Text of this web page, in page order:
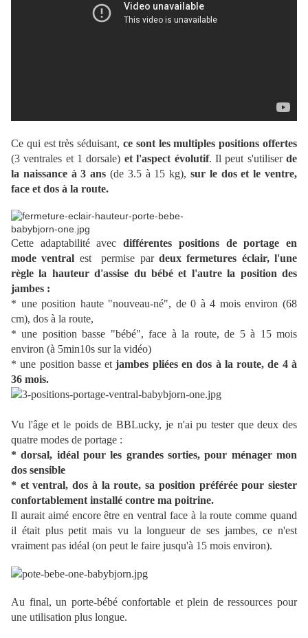
Ce qui est très séduisant, ce sont les multiples positions offertes
(3 ventrales et 1 dorsale) et l'aspect évolutif. Il peut s'utiliserde
la naissance à 3 ans (de 3.5 à 15 kg),sur le dos et le ventre,
face et dos à la route.
Cette adaptabilité avec différentes positions de portage en
mode ventral est permise pardeux fermetures éclair, l'une
règle la hauteur d'assise du bébé et l'autre la position des
jambes :
* une position haute "nouveau-né", de 0 à 4 mois environ (68
cm), dos à la route,
* une position basse "bébé", face à la route, de 5 à 15 mois
environ (à 5min10s sur la vidéo)
* une position basse etjambes pliées en dos à la route, de 4 à
36 mois.
Vu l'âge et le poids de BBLucky, je n'ai pu tester que deux des
quatre modes de portage :
* dorsal, idéal pour les grandes sorties, pour ménager mon
dos sensible
* et ventral, dos à la route, sa position préférée pour siester
confortablement installé contre ma poitrine.
Il aurait aimé encore être en ventral face à la route comme quand
il était plus petit mais vu la longueur de ses jambes, ce n'est
vraiment pas idéal (on peut le faire jusqu'à 15 mois environ).
Au final, un porte-bébé confortable et plein de ressources pour
une utilisation plus longue.